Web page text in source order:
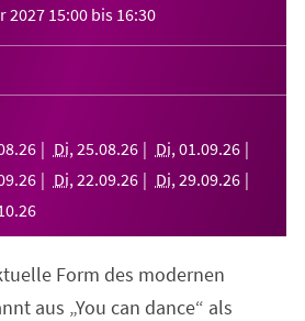
2027 15:00 bis 16:30
.26 Di, 25.08.26 Di, 01 .09.26
.26 Di, 22.09.26 Di, 29.09.26
.26
Form des modernen
aus „You can dance“ als